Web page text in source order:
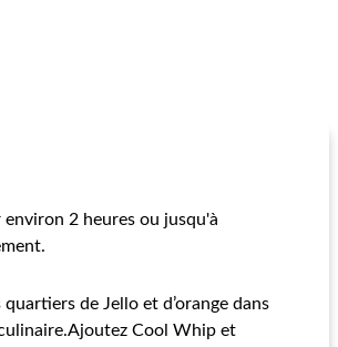
environ 2 heures ou jusqu'à
quartiers de Jello et d’orange dans
Cool Whip et